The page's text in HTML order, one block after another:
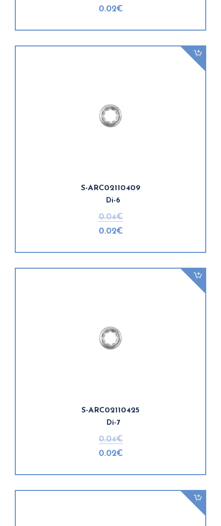
0.02€
S-ARC02110409
Di-6
0.04€
0.02€
S-ARC02110425
Di-7
0.04€
0.02€